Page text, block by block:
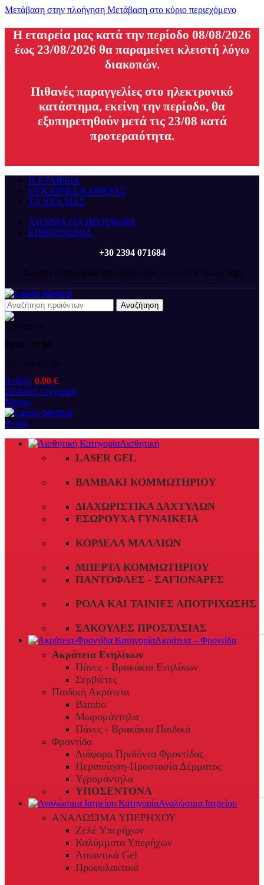
Μετάβαση στην πλοήγηση Μετάβαση στο κύριο περιεχόμενο
H εταιρεία μας κατά την περίοδο 08/08/2026
έως 23/08/2026 θα παραμείνει κλειστή λόγω
διακοπών.
Πιθανές παραγγελίες στο ηλεκτρονικό
κατάστημα, εκείνη την περίοδο, θα
εξυπηρετηθούν μετά τις 23/08 κατά
προτεραιότητα.
Η ΕΤΑΙΡΕΙΑ
ΕΥΚΑΙΡΙΕΣ ΚΑΡΙΕΡΑΣ
ΤΑ ΝΕΑ ΜΑΣ
ΑΙΤΗΜΑ ΓΙΑ ΠΡΟΣΦΟΡΑ
ΕΠΙΚΟΙΝΩΝΙΑ
+30 2394 071684
Δωρεάν μεταφορικά για αγορές άνω των 100 € *(εώς 5kg)
Αναζήτηση
09:00 - 17:00
+30 2394 071684
0 είδη / 0.00 €
Σύνδεση / εγγραφή
Μενού
0 είδη
Αισθητική
LASER GEL
ΒΑΜΒΆΚΙ ΚΟΜΜΩΤΗΡΊΟΥ
ΔΙΑΧΩΡΙΣΤΙΚΆ ΔΑΧΤΎΛΩΝ
ΕΣΏΡΟΥΧΑ ΓΥΝΑΙΚΕΊΑ
ΚΟΡΔΈΛΑ ΜΑΛΛΙΏΝ
ΜΠΈΡΤΑ ΚΟΜΜΩΤΗΡΊΟΥ
ΠΑΝΤΌΦΛΕΣ - ΣΑΓΙΟΝΆΡΕΣ
ΡΟΛΆ ΚΑΙ ΤΑΙΝΊΕΣ ΑΠΟΤΡΊΧΩΣΗΣ
ΣΑΚΟΎΛΕΣ ΠΡΟΣΤΑΣΊΑΣ
Ακράτεια – Φροντίδα
Ακράτεια Ενηλίκων
Πάνες - Βρακάκια Ενηλίκων
Σερβιέτες
Παιδική Ακράτεια
Bambo
Μωρομάντηλα
Πάνες - Βρακάκια Παιδικά
Φροντίδα
Διάφορα Προϊόντα Φροντίδας
Περιποίηση-Προστασία Δέρματος
Υγρομάντηλα
ΥΠΟΣΕΝΤΟΝΑ
Αναλώσιμα Ιατρείου
ΑΝΑΛΩΣΙΜΑ ΥΠΕΡΗΧΟΥ
Ζελέ Υπερήχων
Καλύμματα Υπερήχων
Λιπαντικά Gel
Προφυλακτικά